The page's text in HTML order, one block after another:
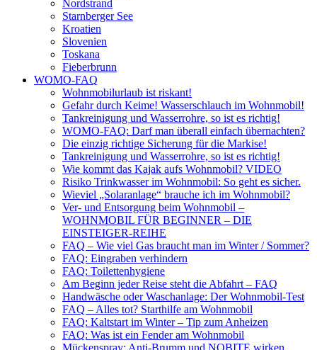
Nordstrand
Starnberger See
Kroatien
Slovenien
Toskana
Fieberbrunn
WOMO-FAQ
Wohnmobilurlaub ist riskant!
Gefahr durch Keime! Wasserschlauch im Wohnmobil!
Tankreinigung und Wasserrohre, so ist es richtig!
WOMO-FAQ: Darf man überall einfach übernachten?
Die einzig richtige Sicherung für die Markise!
Tankreinigung und Wasserrohre, so ist es richtig!
Wie kommt das Kajak aufs Wohnmobil? VIDEO
Risiko Trinkwasser im Wohnmobil: So geht es sicher.
Wieviel „Solaranlage“ brauche ich im Wohnmobil?
Ver- und Entsorgung beim Wohnmobil –
WOHNMOBIL FÜR BEGINNER – DIE
EINSTEIGER-REIHE
FAQ – Wie viel Gas braucht man im Winter / Sommer?
FAQ: Eingraben verhindern
FAQ: Toilettenhygiene
Am Beginn jeder Reise steht die Abfahrt – FAQ
Handwäsche oder Waschanlage: Der Wohnmobil-Test
FAQ – Alles tot? Starthilfe am Wohnmobil
FAQ: Kaltstart im Winter – Tip zum Anheizen
FAQ: Was ist ein Fender am Wohnmobil
Mückenspray: Anti-Brumm und NOBITE wirken